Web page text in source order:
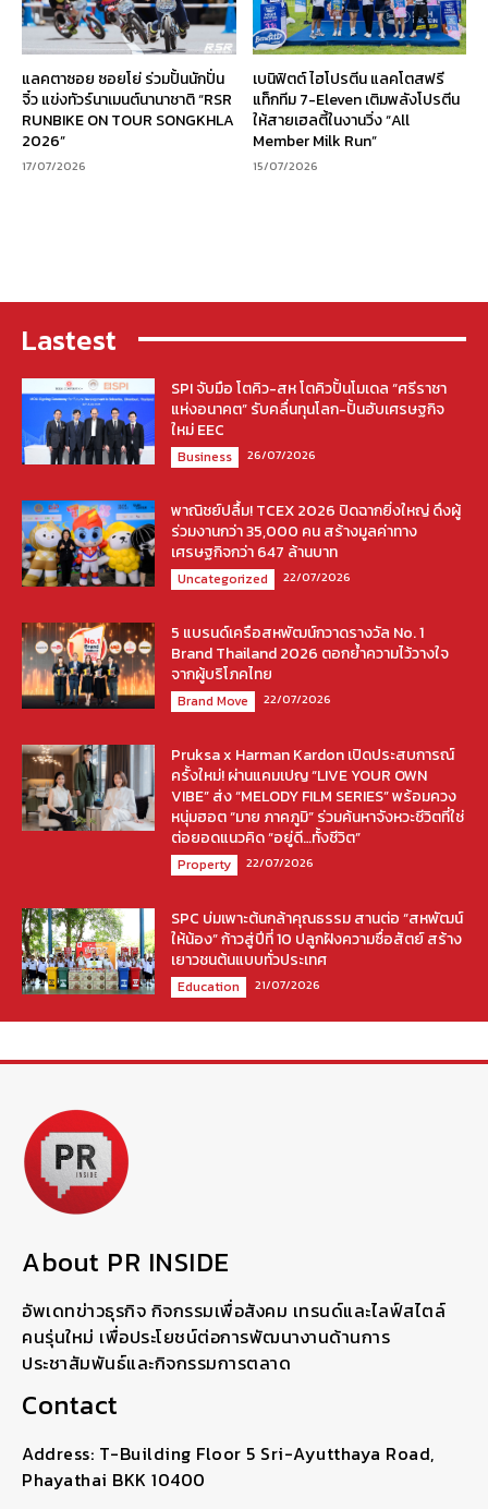
แลคตาซอย ซอยโย่ ร่วมปั้นนักปั่น
จิ๋ว แข่งทัวร์นาเมนต์นานาชาติ “RSR
RUNBIKE ON TOUR SONGKHLA
2026”
17/07/2026
เบนิฟิตต์ ไฮโปรตีน แลคโตสฟรี
แท็กทีม 7-Eleven เติมพลังโปรตีน
ให้สายเฮลตี้ในงานวิ่ง “All
Member Milk Run”
15/07/2026
Lastest
SPI จับมือ โตคิว-สห โตคิวปั้นโมเดล “ศรีราชา
แห่งอนาคต” รับคลื่นทุนโลก-ปั้นฮับเศรษฐกิจ
ใหม่ EEC
Business 26/07/2026
พาณิชย์ปลื้ม! TCEX 2026 ปิดฉากยิ่งใหญ่ ดึงผู้
ร่วมงานกว่า 35,000 คน สร้างมูลค่าทาง
เศรษฐกิจกว่า 647 ล้านบาท
Uncategorized 22/07/2026
5 แบรนด์เครือสหพัฒน์กวาดรางวัล No. 1
Brand Thailand 2026 ตอกย้ำความไว้วางใจ
จากผู้บริโภคไทย
Brand Move 22/07/2026
Pruksa x Harman Kardon เปิดประสบการณ์
ครั้งใหม่! ผ่านแคมเปญ “LIVE YOUR OWN
VIBE” ส่ง “MELODY FILM SERIES” พร้อมควง
หนุ่มฮอต “มาย ภาคภูมิ” ร่วมค้นหาจังหวะชีวิตที่ใช่
ต่อยอดแนวคิด “อยู่ดี…ทั้งชีวิต”
Property 22/07/2026
SPC บ่มเพาะต้นกล้าคุณธรรม สานต่อ “สหพัฒน์
ให้น้อง” ก้าวสู่ปีที่ 10 ปลูกฝังความซื่อสัตย์ สร้าง
เยาวชนต้นแบบทั่วประเทศ
Education 21/07/2026
About PR INSIDE
อัพเดทข่าวธุรกิจ กิจกรรมเพื่อสังคม เทรนด์และไลฟ์สไตล์
คนรุ่นใหม่ เพื่อประโยชน์ต่อการพัฒนางานด้านการ
ประชาสัมพันธ์และกิจกรรมการตลาด
Contact
Address: T-Building Floor 5 Sri-Ayutthaya Road,
Phayathai BKK 10400